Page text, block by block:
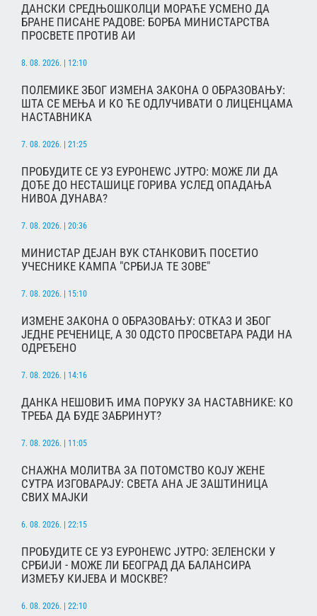
ДАНСКИ СРЕДЊОШКОЛЦИ МОРАЋЕ УСМЕНО ДА
БРАНЕ ПИСАНЕ РАДОВЕ: БОРБА МИНИСТАРСТВА
ПРОСВЕТЕ ПРОТИВ АИ
8. 08. 2026. | 12:10
ПОЛЕМИКЕ ЗБОГ ИЗМЕНА ЗАКОНА О ОБРАЗОВАЊУ:
ШТА СЕ МЕЊА И КО ЋЕ ОДЛУЧИВАТИ О ЛИЦЕНЦАМА
НАСТАВНИКА
7. 08. 2026. | 21:25
ПРОБУДИТЕ СЕ УЗ ЕУРОНЕWС ЈУТРО: МОЖЕ ЛИ ДА
ДОЂЕ ДО НЕСТАШИЦЕ ГОРИВА УСЛЕД ОПАДАЊА
НИВОА ДУНАВА?
7. 08. 2026. | 20:36
МИНИСТАР ДЕЈАН ВУК СТАНКОВИЋ ПОСЕТИО
УЧЕСНИКЕ КАМПА "СРБИЈА ТЕ ЗОВЕ"
7. 08. 2026. | 15:10
ИЗМЕНЕ ЗАКОНА О ОБРАЗОВАЊУ: ОТКАЗ И ЗБОГ
ЈЕДНЕ РЕЧЕНИЦЕ, А 30 ОДСТО ПРОСВЕТАРА РАДИ НА
ОДРЕЂЕНО
7. 08. 2026. | 14:16
ДАНКА НЕШОВИЋ ИМА ПОРУКУ ЗА НАСТАВНИКЕ: КО
ТРЕБА ДА БУДЕ ЗАБРИНУТ?
7. 08. 2026. | 11:05
СНАЖНА МОЛИТВА ЗА ПОТОМСТВО КОЈУ ЖЕНЕ
СУТРА ИЗГОВАРАЈУ: СВЕТА АНА ЈЕ ЗАШТИНИЦА
СВИХ МАЈКИ
6. 08. 2026. | 22:15
ПРОБУДИТЕ СЕ УЗ ЕУРОНЕWС ЈУТРО: ЗЕЛЕНСКИ У
СРБИЈИ - МОЖЕ ЛИ БЕОГРАД ДА БАЛАНСИРА
ИЗМЕЂУ КИЈЕВА И МОСКВЕ?
6. 08. 2026. | 22:10